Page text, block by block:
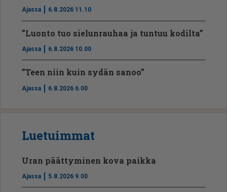
Ajassa 6.8.2026 11.10
”Luonto tuo sielunrauhaa ja tuntuu kodilta”
Ajassa 6.8.2026 10.00
”Teen niin kuin sydän sanoo”
Ajassa 6.8.2026 6.00
Luetuimmat
Uran päättyminen kova paikka
Ajassa 5.8.2026 9.00